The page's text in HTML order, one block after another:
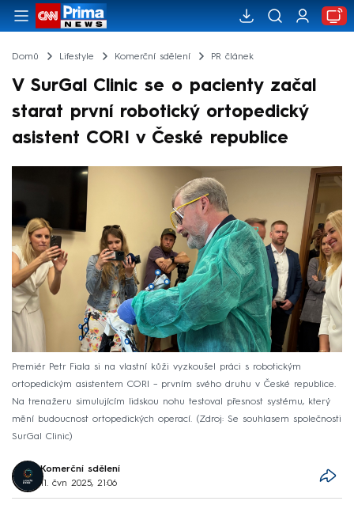
Domů Lifestyle Komerční sdělení PR článek
V SurGal Clinic se o pacienty začal
starat první robotický ortopedický
asistent CORI v České republice
Premiér Petr Fiala si na vlastní kůži vyzkoušel práci s robotickým
ortopedickým asistentem CORI – prvním svého druhu v České republice.
Na trenažeru simulujícím lidskou nohu testoval přesnost systému, který
mění budoucnost ortopedických operací.
Zdroj: Se souhlasem společnosti
SurGal Clinic
Komerční sdělení
11. čvn 2025, 21:06